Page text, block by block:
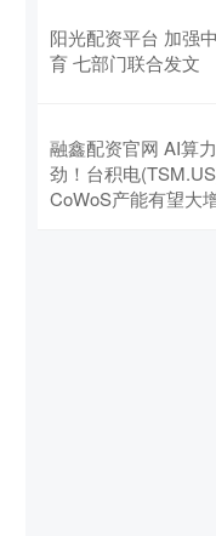
阳光配资平台 加强
育 七部门联合发文
融鑫配资官网 AI算
劲！台积电
CoWoS产能有望大